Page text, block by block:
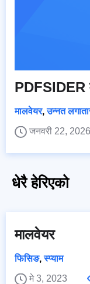
PDFSIDER
मालवेयर,उन्नत
जनवरी 22, 2026
धेरै हेरिएको
मालवेयर
फिसिङ,स्प्याम
मे 3, 2023